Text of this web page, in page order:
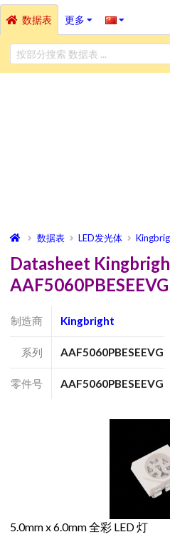
数据表 更多
数据表 LED发光体
Datasheet
制造商 Kingbright
系列 AAF5060PBESEEVG
零件号 AAF5060PBESEEVG
5.0mm x 6.0mm 全彩 LED 灯